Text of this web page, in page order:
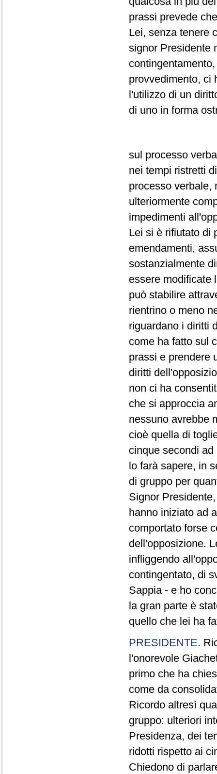
prassi prevede
Lei, senza tenere
signor Presidente
provvedimento, ci
l'utilizzo di un
di uno in forma
sul processo
nei tempi ristretti
processo verbale,
ulteriormente
impedimenti
Lei si è rifiutato di
emendamenti,
sostanzialmente
essere modificate
può stabilire
rientrino o meno
riguardano i diritti
come ha fatto sul
prassi e prendere
diritti
non ci ha
che si approccia
nessuno avrebbe
cioè quella di
cinque secondi
lo farà sapere, in
di gruppo per
Signor
hanno iniziato ad
comportato forse
dell'opposizione.
infliggendo
contingentato, di
Sappia - e ho
la gran parte è
quello che lei ha
PRESIDENTE.
l'onorevole
primo che ha
come da
Ricordo altresì
gruppo: ulteriori
Presidenza, dei
ridotti rispetto ai
Chiedono di